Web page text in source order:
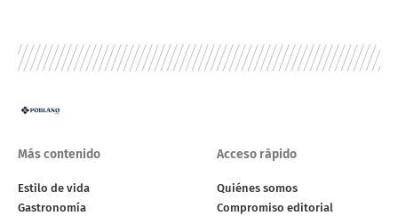
Más contenido
Estilo de vida
Gastronomía
Acceso rápido
Quiénes somos
Compromiso editorial